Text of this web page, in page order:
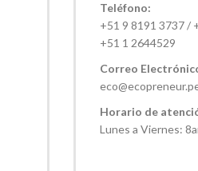
Teléfono:
+51 9 8191 3737 /
+51 1 2644529
Correo
Horario de
Lunes a Viernes: